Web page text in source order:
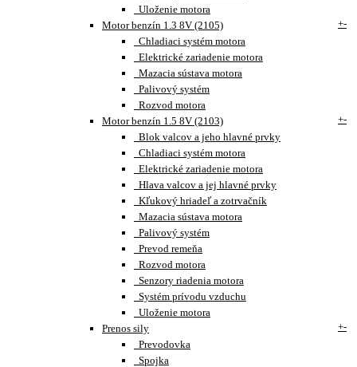
Uloženie motora
Motor benzín 1.3 8V (2105)
+-
Chladiaci systém motora
Elektrické zariadenie motora
Mazacia sústava motora
Palivový systém
Rozvod motora
Motor benzín 1.5 8V (2103)
+-
Blok valcov a jeho hlavné prvky
Chladiaci systém motora
Elektrické zariadenie motora
Hlava valcov a jej hlavné prvky
Kľukový hriadeľ a zotrvačník
Mazacia sústava motora
Palivový systém
Prevod remeňa
Rozvod motora
Senzory riadenia motora
Systém prívodu vzduchu
Uloženie motora
Prenos sily
+-
Prevodovka
Spojka